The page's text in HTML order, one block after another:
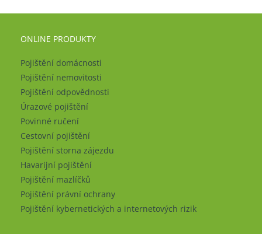
ONLINE PRODUKTY
Pojištění domácnosti
Pojištění nemovitosti
Pojištění odpovědnosti
Úrazové pojištění
Povinné ručení
Cestovní pojištění
Pojištění storna zájezdu
Havarijní pojištění
Pojištění mazlíčků
Pojištění právní ochrany
Pojištění kybernetických a internetových rizik